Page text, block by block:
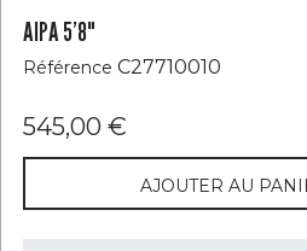
AIPA 5’8"
Référence C27710010
545,00 €
AJOUTER AU